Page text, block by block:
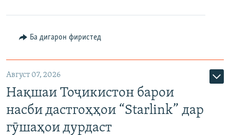
Ба дигарон фиристед
Август 07, 2026
Нақшаи Тоҷикистон барои
насби дастгоҳҳои “Starlink” дар
гӯшаҳои дурдаст